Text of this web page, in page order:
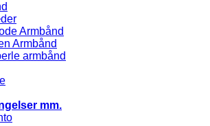
Armbånd
Armbånd
armbånd
mm.